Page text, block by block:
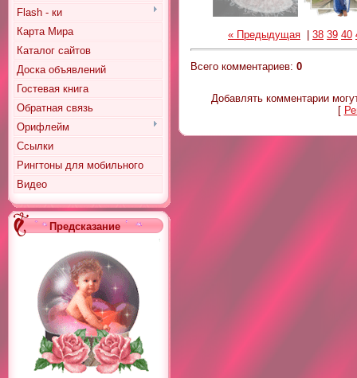
Flash - ки
Карта Мира
Каталог сайтов
Доска объявлений
Гостевая книга
Обратная связь
Орифлейм
Ссылки
Рингтоны для мобильного
Видео
Предсказание
« Предыдущая 38 39 40
Всего комментариев: 0
Добавлять комментарии
[